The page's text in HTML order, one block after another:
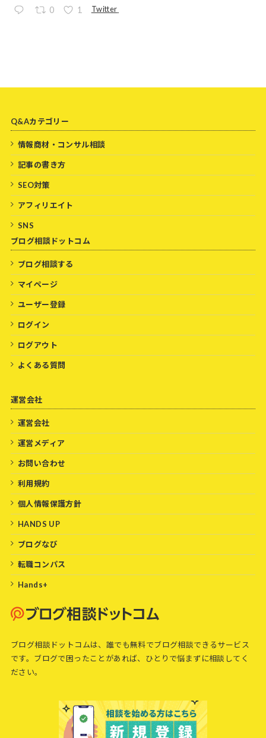
0 1 Twitter
Q&Aカテゴリー
情報商材・コンサル相談
記事の書き方
SEO対策
アフィリエイト
SNS
ブログ相談ドットコム
ブログ相談する
マイページ
ユーザー登録
ログイン
ログアウト
よくある質問
運営会社
運営会社
運営メディア
お問い合わせ
利用規約
個人情報保護方針
HANDS UP
ブログなび
転職コンパス
Hands+
ブログ相談ドットコムは、誰でも無料でブログ相談できるサービス
です。ブログで困ったことがあれば、ひとりで悩まずに相談してく
ださい。